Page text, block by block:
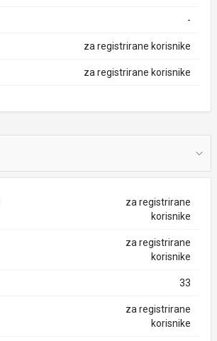
-
za registrirane korisnike
za registrirane korisnike
za registrirane
korisnike
za registrirane
korisnike
33
za registrirane
korisnike